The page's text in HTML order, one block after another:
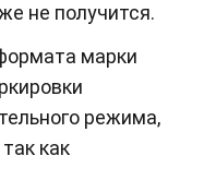
не получится.
марки
режима,
как